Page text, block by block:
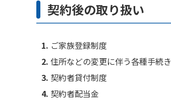
契約後の取り扱い
ご家族登録制度
住所などの変更に伴う各種手続き
契約者貸付制度
契約者配当金